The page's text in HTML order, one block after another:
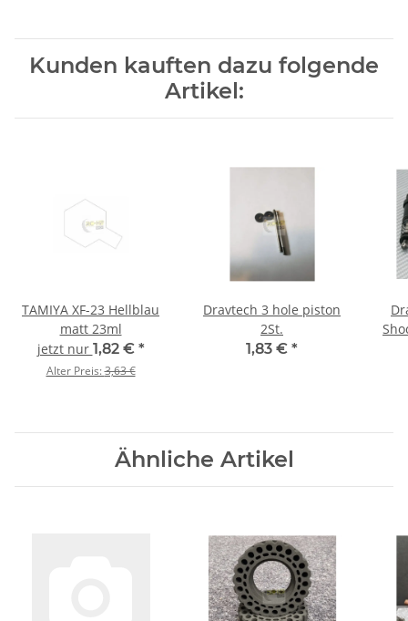
Kunden kauften dazu folgende
Artikel:
TAMIYA XF-23 Hellblau
matt 23ml
jetzt nur 1,82 € *
Alter Preis:3,63 €
Dravtech 3 hole piston
2St.
1,83 € *
Ähnliche Artikel